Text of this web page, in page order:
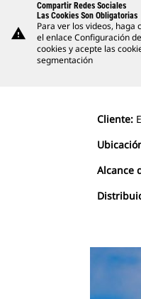
warning
Compartir Redes Sociales
Las Cookies Son Obligatorias
Para ver los videos, haga
el enlace Configuración de
cookies y acepte las
segmentación
Cliente:
Alcance